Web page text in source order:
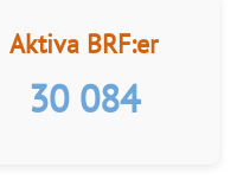
Aktiva BRF:er
30 084